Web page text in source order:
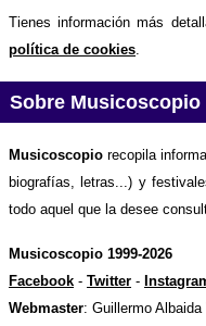
Tienes información más
política de cookies
Sobre Musicoscopio
Musicoscopio recopila
biografías, letras...) y
todo aquel que la desee
Musicoscopio 1999-2026
Facebook - Twitter -
Webmaster: Guillermo Albaida